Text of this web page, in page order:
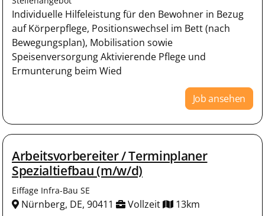
Individuelle Hilfeleistung für den Bewohner in Bezug
auf Körperpflege, Positionswechsel im Bett (nach
Bewegungsplan), Mobilisation sowie
Speisenversorgung Aktivierende Pflege und
Ermunterung beim Wied
Job ansehen
Arbeitsvorbereiter / Terminplaner
Spezialtiefbau (m/w/d)
Eiffage Infra-Bau SE
Nürnberg, DE, 90411 Vollzeit 13km